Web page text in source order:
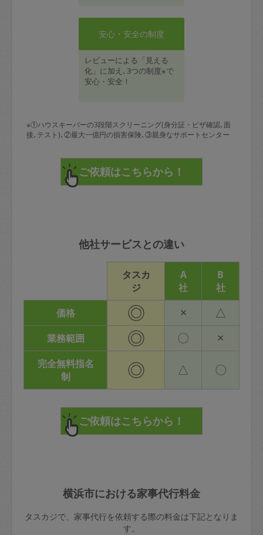
安心・安全の制度
レビューによる「見える
化」に加え､3つの制度※で
安心・安全！
※①ハウスキーパーの3段階スクリーニング(身分証・ビザ確認､面
接､テスト)､②最大一億円の損害保険､③親身なサポートセンター
他社サービスとの違い
タスカ
ジ
A
社
B
社
価格
◎ × △
業務範囲 ◎ 〇 ×
完全無料指名
制
◎ △ 〇
横浜市における家事代行料金
タスカジで、家事代行を依頼する際の料金は下記となりま
す。